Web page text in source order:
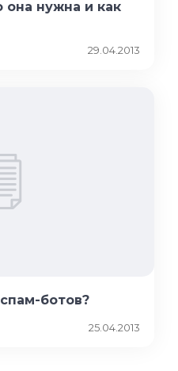
она нужна и как
29.04.2013
ботов?
25.04.2013